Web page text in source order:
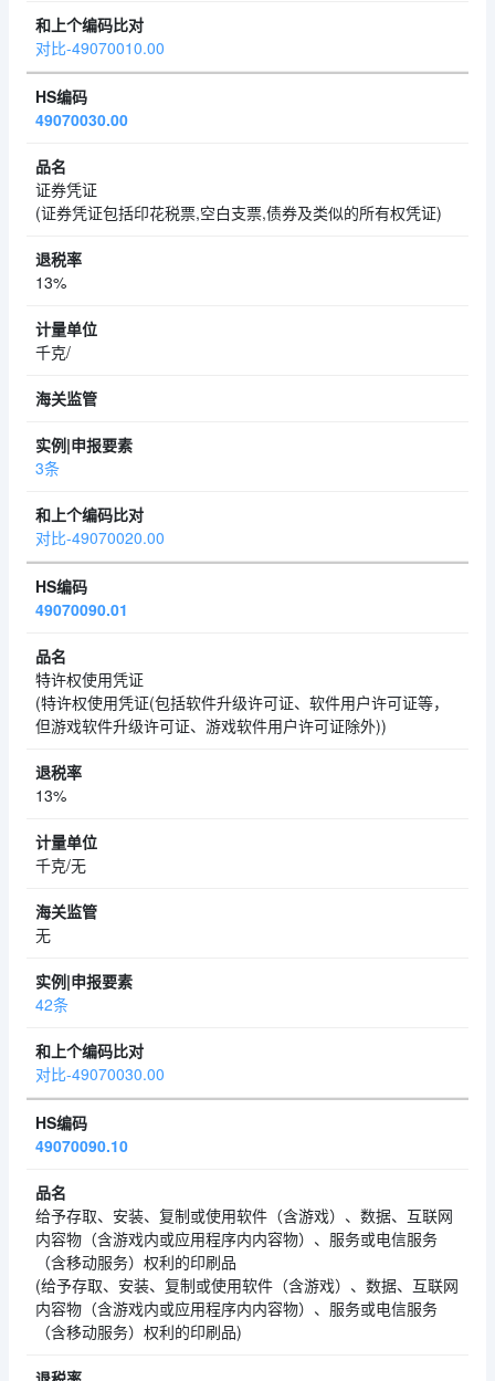
对比-49070010.00
49070030.00
证券凭证
(证券凭证包括印花税票,空白支票,债券及类似的所有权凭证)
13%
千克/
3条
对比-49070020.00
49070090.01
特许权使用凭证
(特许权使用凭证(包括软件升级许可证、软件用户许可证等，
但游戏软件升级许可证、游戏软件用户许可证除外))
13%
千克/无
无
42条
对比-49070030.00
49070090.10
给予存取、安装、复制或使用软件（含游戏）、数据、互联网
内容物（含游戏内或应用程序内内容物）、服务或电信服务
（含移动服务）权利的印刷品
(给予存取、安装、复制或使用软件（含游戏）、数据、互联网
内容物（含游戏内或应用程序内内容物）、服务或电信服务
（含移动服务）权利的印刷品)